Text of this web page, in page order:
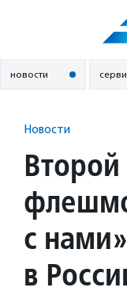
новости
Новости
Второй
с
в